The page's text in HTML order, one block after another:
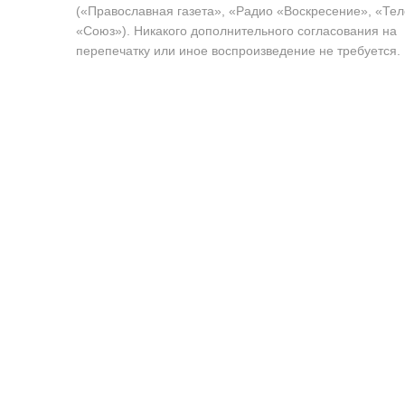
(«Православная газета», «Радио «Воскресение»,
«Союз»). Никакого дополнительного согласования на
перепечатку или иное воспроизведение не требуется.